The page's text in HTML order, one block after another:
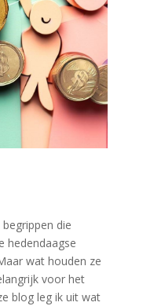
die
hedendaagse
wat houden ze
voor het
blog leg ik uit wat